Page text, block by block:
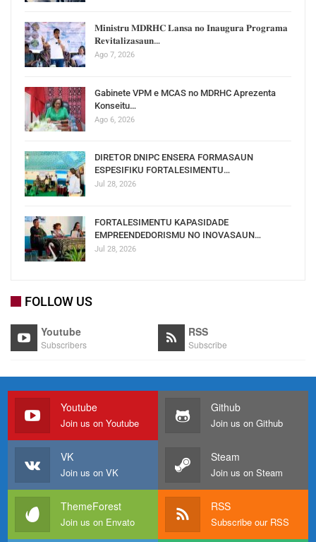
𝐌𝐢𝐧𝐢𝐬𝐭𝐫𝐮 𝐌𝐃𝐑𝐇𝐂 𝐋𝐚𝐧𝐬𝐚 𝐧𝐨 𝐈𝐧𝐚𝐮𝐠𝐮𝐫𝐚 𝐏𝐫𝐨𝐠𝐫𝐚𝐦𝐚
𝐑𝐞𝐯𝐢𝐭𝐚𝐥𝐢𝐳𝐚𝐬𝐚𝐮𝐧…
Ago 7, 2026
Gabinete VPM e MCAS no MDRHC Aprezenta
Konseitu…
Ago 6, 2026
DIRETOR DNIPC ENSERA FORMASAUN
ESPESIFIKU FORTALESIMENTU…
Jul 28, 2026
FORTALESIMENTU KAPASIDADE
EMPREENDEDORISMU NO INOVASAUN…
Jul 28, 2026
FOLLOW US
Youtube
Subscribers
RSS
Subscribe
Youtube
Join us on Youtube
Github
Join us on Github
VK
Join us on VK
Steam
Join us on Steam
ThemeForest
Join us on Envato
RSS
Subscribe our RSS